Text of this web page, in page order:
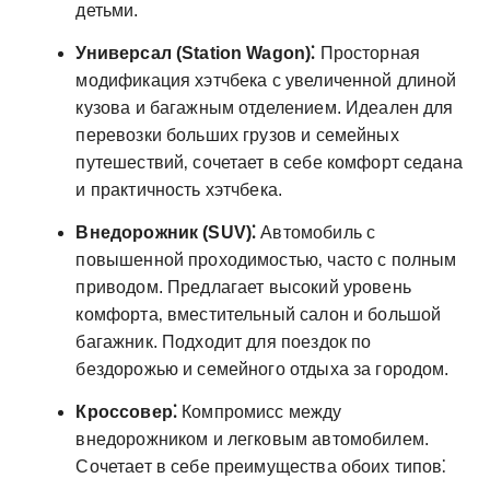
детьми.
Универсал (Station Wagon)⁚ Просторная
модификация хэтчбека с увеличенной длиной
кузова и багажным отделением. Идеален для
перевозки больших грузов и семейных
путешествий‚ сочетает в себе комфорт седана
и практичность хэтчбека.
Внедорожник (SUV)⁚ Автомобиль с
повышенной проходимостью‚ часто с полным
приводом. Предлагает высокий уровень
комфорта‚ вместительный салон и большой
багажник. Подходит для поездок по
бездорожью и семейного отдыха за городом.
Кроссовер⁚Компромисс между
внедорожником и легковым автомобилем.
Сочетает в себе преимущества обоих типов⁚